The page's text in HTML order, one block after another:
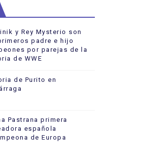
y Rey Mysterio son
padre e hijo
por parejas de la
de WWE
de Purito en
Pastrana primera
española
de Europa